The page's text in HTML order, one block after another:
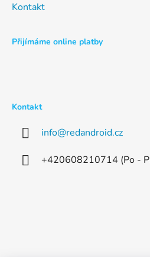
Kontakt
Přijímáme online platby
Kontakt
info@redandroid.cz
+420608210714 (Po -